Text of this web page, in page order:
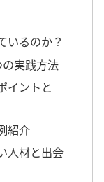
いるのか？
実践方法
イントと
紹介
人材と出会